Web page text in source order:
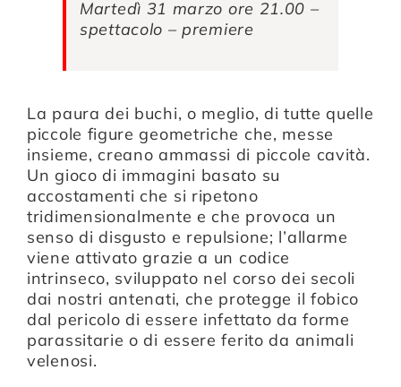
Martedì 31 marzo ore 21.00 –
spettacolo – premiere
La paura dei buchi, o meglio, di tutte quelle
piccole figure geometriche che, messe
insieme, creano ammassi di piccole cavità.
Un gioco di immagini basato su
accostamenti che si ripetono
tridimensionalmente e che provoca un
senso di disgusto e repulsione; l’allarme
viene attivato grazie a un codice
intrinseco, sviluppato nel corso dei secoli
dai nostri antenati, che protegge il fobico
dal pericolo di essere infettato da forme
parassitarie o di essere ferito da animali
velenosi.